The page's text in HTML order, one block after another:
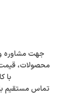
جهت مشاوره
محصولات،
با
تماس مستقیم